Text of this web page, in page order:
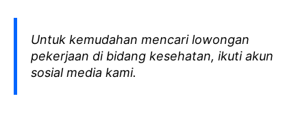
Untuk kemudahan mencari lowongan
pekerjaan di bidang kesehatan, ikuti akun
sosial media kami.